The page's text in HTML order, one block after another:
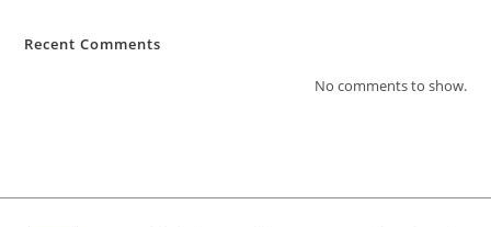
Recent Comments
No comments to show.